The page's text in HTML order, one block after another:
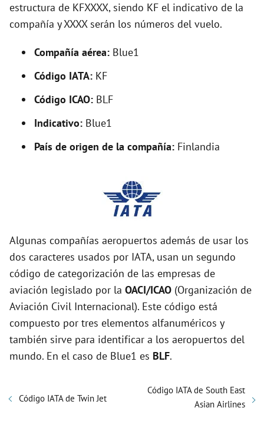
o
estructura de KFXXXX, siendo KF el indicativo de la
compañía y XXXX serán los números del vuelo.
Compañía aérea: Blue1
Código IATA: KF
Código ICAO: BLF
Indicativo: Blue1
País de origen de la compañía: Finlandia
Algunas compañías aeropuertos además de usar los
dos caracteres usados por IATA, usan un segundo
código de categorización de las empresas de
aviación legislado por la OACI/ICAO (Organización de
Aviación Civil Internacional). Este código está
compuesto por tres elementos alfanuméricos y
también sirve para identificar a los aeropuertos del
mundo. En el caso de Blue1 es BLF.
Código IATA de Twin Jet
Código IATA de South East
Asian Airlines